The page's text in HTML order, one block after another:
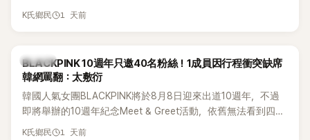
照，親自宣布即將步入婚姻，消息曝光後讓不少曾追看節目的
K氏鄉民 1 天前
K-POP
BLACKPINK 10週年只邀40名粉絲！1成員因行程衝突缺席
韓網罵翻：太敷衍
韓國人氣女團BLACKPINK將於8月8日迎來出道10週年，不過
即將舉辦的10週年紀念Meet & Greet活動，依舊無法看到四人
合體。根據韓媒《MyDaily》7日報導，當天將由Jisoo（智秀）、
K氏鄉民 1 天前